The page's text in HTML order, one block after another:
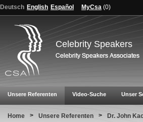
Deutsch English Español MyCsa (0)
Celebrity Speakers
Unsere Referenten Video-Suche Unser
Home > Unsere Referenten > Dr. John